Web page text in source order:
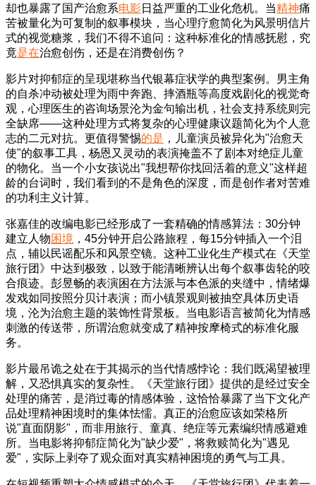
却也暴露了国产治愈系电影日益严重的工业化危机。当精神痛
苦被量化为可复制的叙事模块，当心理疗愈简化为风景明信片
式的视觉糖浆，我们不得不追问：这种标准化的情感抚慰，究
竟是在治愈创伤，还是在消费创伤？
影片对抑郁症的呈现堪称当代银幕症状学的典型案例。男主角
的自杀冲动被处理为雨中奔跑、摔酒瓶等高度戏剧化的视觉奇
观，心理医生的咨询场景沦为金句输出机，社会支持系统则完
全缺席——这种处理方式将复杂的心理健康议题简化为个人意
志的二元对抗。更值得警惕的是 ，儿童演员被异化为"治愈天
使"的叙事工具，杨恩又灵动的表演掩盖不了剧本对绝症儿童
的物化。当一个小女孩说出"我想帮你找回活着的意义"这样超
龄的台词时，我们看到的不是角色的深度，而是创作者对苦难
的功利主义计算。
张嘉佳的改编电影已经形成了一套精确的情感算法：30分钟
建立人物困境 ，45分钟开启公路旅程，每15分钟插入一个泪
点，辅以民谣配乐和风景空镜。这种工业化生产模式在《天堂
旅行团》中达到极致，以致于能清晰辨认出每个叙事齿轮的咬
合痕迹。彭昱畅的表演困在方法派与本色派的夹缝中，情绪爆
发戏如同按照分贝计表演；而小镇景观则被抽空具体历史语
境，沦为治愈主题的装饰性背景板。当电影语言被简化为情感
刺激的传送带，所谓治愈就变成了精神按摩椅式的标准化服
务。
影片最吊诡之处在于其揭示的当代情感悖论：我们既渴望被理
解，又恐惧真实的复杂性。《天堂旅行团》提供的是经过安全
处理的痛苦，是消过毒的情感体验，这恰恰暴露了当下文化产
品处理精神困境时的集体怯懦。真正的治愈应该如荣格所
说"直面阴影"，而非用旅行、童真、绝症等元素编织情感避难
所。当电影将抑郁症简化为"缺少爱"，将救赎简化为"遇见
爱"，实际上剥夺了观众面对真实精神困境的勇气与工具。